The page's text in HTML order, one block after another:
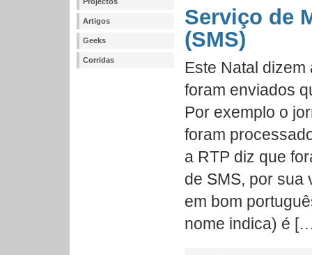
Artigos
Geeks
Corridas
Serviço de
(SMS)
Este Natal
foram enviados
Por exemplo o
foram
a RTP diz que
de SMS, por sua
em bom
nome indica) é